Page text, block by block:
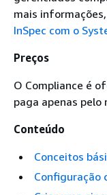
mais
InSpec com o
Preços
O Compliance é
paga apenas pelo
Conteúdo
Conceitos
Configuração